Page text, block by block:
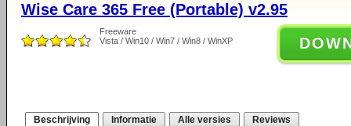
Wise Care 365 Free (Portable) v2.95
Freeware
Vista / Win10 / Win7 / Win8 / WinXP
Beschrijving Informatie Alle versies Reviews